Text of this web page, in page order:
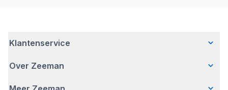
Klantenservice
Veelgestelde vragen
Over Zeeman